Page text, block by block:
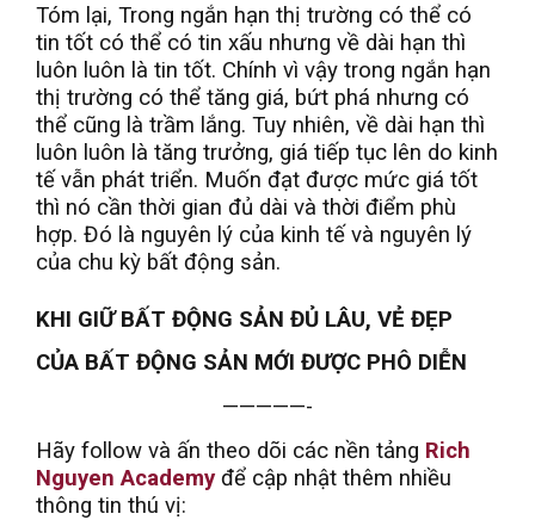
Tóm lại, Trong ngắn hạn thị trường có thể có
tin tốt có thể có tin xấu nhưng về dài hạn thì
luôn luôn là tin tốt. Chính vì vậy trong ngắn hạn
thị trường có thể tăng giá, bứt phá nhưng có
thể cũng là trầm lắng. Tuy nhiên, về dài hạn thì
luôn luôn là tăng trưởng, giá tiếp tục lên do kinh
tế vẫn phát triển. Muốn đạt được mức giá tốt
thì nó cần thời gian đủ dài và thời điểm phù
hợp. Đó là nguyên lý của kinh tế và nguyên lý
của chu kỳ bất động sản.
KHI GIỮ BẤT ĐỘNG SẢN ĐỦ LÂU, VẺ ĐẸP
CỦA BẤT ĐỘNG SẢN MỚI ĐƯỢC PHÔ DIỄN
—————-
Hãy follow và ấn theo dõi các nền tảng Rich
Nguyen Academyđể cập nhật thêm nhiều
thông tin thú vị: